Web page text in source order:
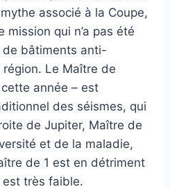
associé à la Coupe,
mission qui n’a pas été
de bâtiments anti-
Le Maître de
cette année – est
des séismes, qui
de Jupiter, Maître de
et de la maladie,
de 1 est en détriment
très faible.